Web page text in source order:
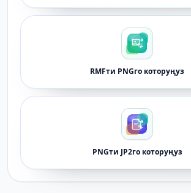
RMFти PNGго которуңуз
PNGти JP2го которуңуз